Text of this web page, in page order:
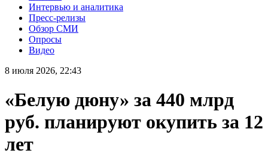
Интервью и аналитика
Пресс-релизы
Обзор СМИ
Опросы
Видео
8 июля 2026, 22:43
«Белую дюну» за 440 млрд
руб. планируют окупить за 12
лет